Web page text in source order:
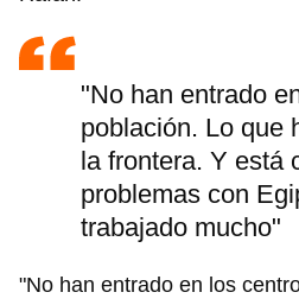
"No han entrado
población. Lo que
la frontera. Y está
problemas con
trabajado mucho"
"No han entrado en los